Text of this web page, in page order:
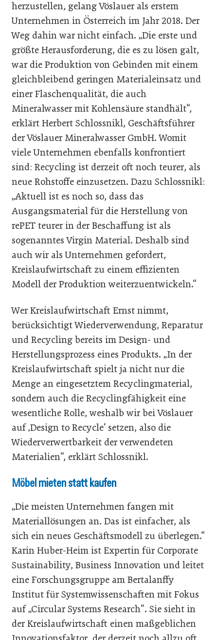
herzustellen, gelang Vöslauer als erstem
Unternehmen in Österreich im Jahr 2018. Der
Weg dahin war nicht einfach. „Die erste und
größte Herausforderung, die es zu lösen galt,
war die Produktion von Gebinden mit einem
gleichbleibend geringen Materialeinsatz und
einer Flaschenqualität, die auch
Mineralwasser mit Kohlensäure standhält“,
erklärt Herbert Schlossnikl, ­Geschäftsführer
der Vöslauer Mineralwasser GmbH. Womit
viele Unternehmen ebenfalls konfrontiert
sind: Recycling ist derzeit oft noch teurer, als
neue Rohstoffe einzusetzen. Dazu ­Schlossnikl:
„Aktuell ist es noch so, dass das
Ausgangsmaterial für die Herstellung von
rePET teurer in der Beschaffung ist als
sogenanntes Virgin Material. Deshalb sind
auch wir als Unternehmen gefordert,
Kreislaufwirtschaft zu einem effizienten
Modell der Produktion weiterzuentwickeln.“
Wer Kreislaufwirtschaft Ernst nimmt,
berücksichtigt Wiederverwendung, Reparatur
und Recycling bereits im Design- und
Herstellungsprozess eines Produkts. „In der
Kreislaufwirtschaft spielt ja nicht nur die
Menge an eingesetztem Recyclingmaterial,
sondern auch die Recyclingfähigkeit eine
wesentliche Rolle, weshalb wir bei Vöslauer
auf ‚Design to Recycle‘ setzen, also die
Wiederverwertbarkeit der verwendeten
Materialien“, erklärt Schlossnikl.
Möbel mieten statt kaufen
„Die meisten Unternehmen fangen mit
Materiallösungen an. Das ist einfacher, als
sich ein neues Geschäftsmodell zu überlegen.“
Karin Huber-Heim ist Expertin für Corporate
Sustainability, Business Innovation und leitet
eine Forschungsgruppe am Bertalanffy
Institut für Systemwissenschaften mit Fokus
auf „Circular Systems Research“. Sie sieht in
der Kreislaufwirtschaft einen maßgeblichen